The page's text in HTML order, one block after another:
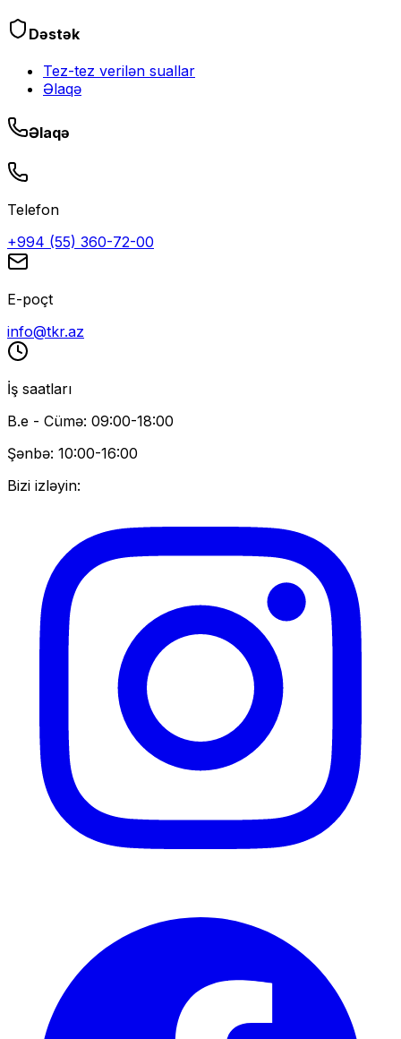
Dəstək
Tez-tez verilən suallar
Əlaqə
Əlaqə
Telefon
+994 (55) 360-72-00
E-poçt
info@tkr.az
İş saatları
B.e - Cümə: 09:00-18:00
Şənbə: 10:00-16:00
Bizi izləyin: